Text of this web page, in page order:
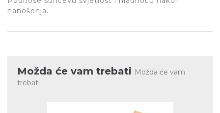
nanošenja.
Možda će vam trebati Možda će vam
trebati